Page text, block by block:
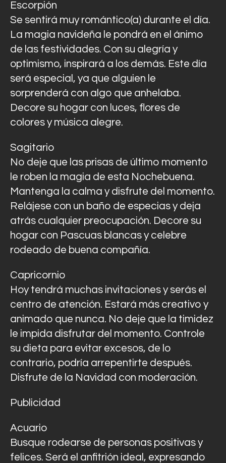
Escorpión
Se sentirá muy romántico(a) durante el día.
La magia navideña le pondrá en el ánimo
de las festividades. Con su alegría y
optimismo, inspirará a los demás. Este día
será especial, ya que alguien le
sorprenderá con algo que anhelaba.
Decore su hogar con luces, flores de
colores y música alegre.
Sagitario
No deje que las prisas de último momento
le roben la magia de esta Nochebuena.
Mantenga la calma y disfrute del momento.
Relájese con un baño de especias y deja
atrás cualquier preocupación. Decore su
hogar con Pascuas blancas y celebre
rodeado de buena compañía.
Capricornio
Hoy tendrá muchas invitaciones y serás el
centro de atención. Estará más creativo y
animado que nunca. No deje que la timidez
le impida disfrutar del momento. Controle
su dieta para evitar excesos, de lo
contrario, podría arrepentirte después.
Disfrute de la Navidad con moderación.
Publicidad
Acuario
Busque rodearse de personas positivas y
felices. Será el anfitrión ideal, expresando